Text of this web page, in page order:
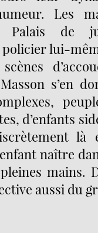
Les
Palais de
policier lui-
s’en
d’enfants
là
naître
mains.
aussi du